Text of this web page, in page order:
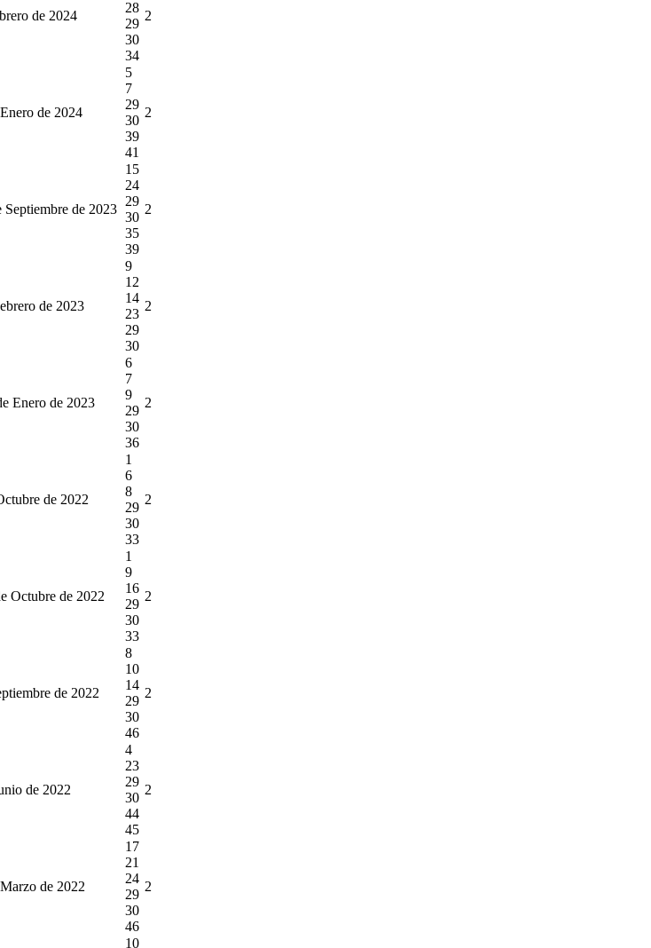
de 2024
28
29
30
34
2
de 2024
5
7
29
30
39
41
2
de 2023
15
24
29
30
35
39
2
de 2023
9
12
14
23
29
30
2
Enero de 2023
6
7
9
29
30
36
2
de 2022
1
6
8
29
30
33
2
Octubre de 2022
1
9
16
29
30
33
2
de 2022
8
10
14
29
30
46
2
de 2022
4
23
29
30
44
45
2
de 2022
17
21
24
29
30
46
2
10